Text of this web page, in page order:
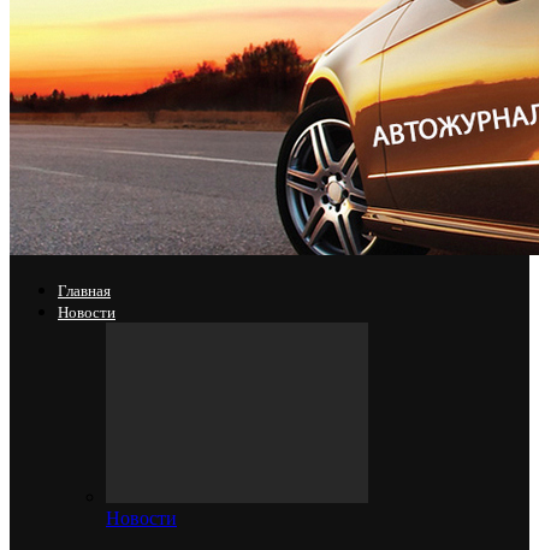
Главная
Новости
Новости